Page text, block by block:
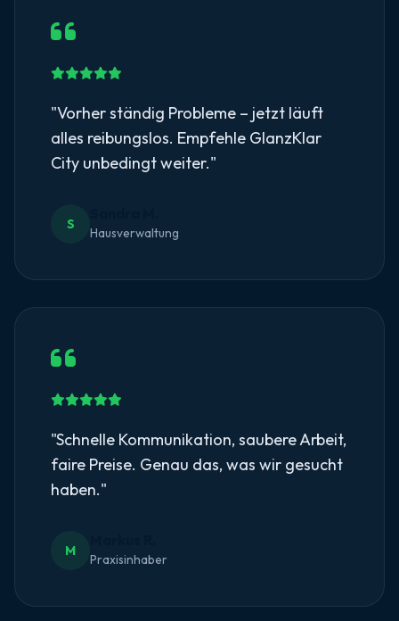
"Vorher ständig Probleme – jetzt läuft
alles reibungslos. Empfehle GlanzKlar
City unbedingt weiter."
S
Hausverwaltung
"Schnelle Kommunikation, saubere Arbeit,
faire Preise. Genau das, was wir gesucht
haben."
M
Praxisinhaber